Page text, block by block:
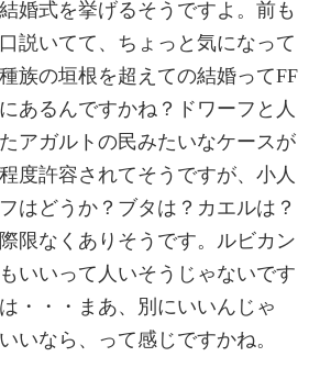
婚式を挙げるそうですよ。前も
説いてて、ちょっと気になって
族の垣根を超えての結婚ってFF
あるんですかね？ドワーフと人
アガルトの民みたいなケースが
度許容されてそうですが、小人
はどうか？ブタは？カエルは？
限なくありそうです。ルビカン
いいって人いそうじゃないです
・・・まあ、別にいいんじゃ
いなら、って感じですかね。